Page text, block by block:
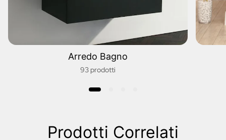
Arredo Bagno
93 prodotti
Prodotti Correlati